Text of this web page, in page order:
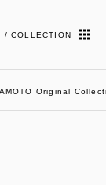
/ COLLECTION
Original